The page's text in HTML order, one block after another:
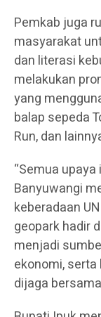
Pemkab juga
masyarakat
dan literasi
melakukan
yang
balap sepeda
Run, dan
“Semua
Banyuwangi
keberadaan
geopark hadir
menjadi
ekonomi,
dijaga